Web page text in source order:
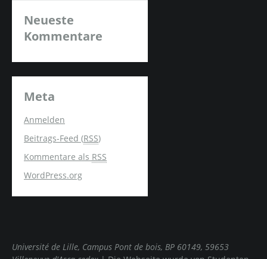
Neueste
Kommentare
Meta
Anmelden
Beitrags-Feed (RSS)
Kommentare als RSS
WordPress.org
Université de Lille, Campus Pont de bois, BP 60149, 59653